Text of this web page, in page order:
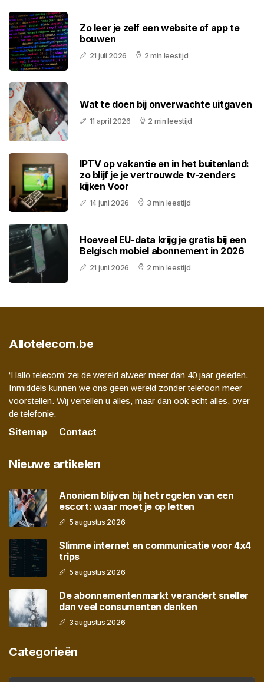
Zo leer je zelf een website of app te
bouwen
21 juli 2026 2 min leestijd
Wat te doen bij onverwachte uitgaven
11 april 2026 2 min leestijd
IPTV op vakantie en in het buitenland:
zo blijf je je vertrouwde tv-zenders
kijken Voor
14 juni 2026 3 min leestijd
Hoeveel EU-data krijg je gratis bij een
Belgisch mobiel abonnement in 2026
21 juni 2026 2 min leestijd
Allotelecom.be
‘Hallo telecom’ zei de wereld alweer meer dan 40 jaar geleden.
Inmiddels kunnen we ons geen wereld zonder telefoon meer
voorstellen. Wij vertellen u alles, maar dan ook echt alles, over
de telefonie.
Sitemap
Contact
Nieuwe artikelen
Anoniem blijven bij het regelen van een
escort: waar moet je op letten
5 augustus 2026
Slimme internet en communicatie voor 4x4
trips
5 augustus 2026
De abonnementenmarkt verandert sneller
dan veel consumenten denken
3 augustus 2026
Categorieën